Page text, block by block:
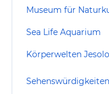
Museum für
Sea Life Aquarium
Körperwelten Jesolo